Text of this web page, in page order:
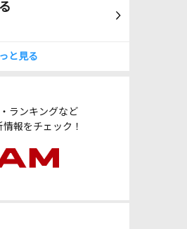
と見る
ランキングなど
報をチェック！